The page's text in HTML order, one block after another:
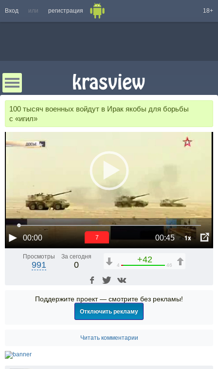
Вход или регистрация 18+
100 тысяч военных войдут в Ирак якобы для борьбы
с «игил»
00:00 00:45 1x
6
Просмотры
991
За сегодня
0
+42
4 46
Поддержите проект — смотрите без рекламы!
Отключить рекламу
Читать комментарии